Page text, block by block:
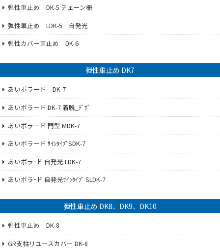
弾性車止め DK-5 チェーン柵
弾性車止め LDK-5 自発光
弾性カバー車止め DK-6
弾性車止め DK7
あいボラード DK-7
あいボラード DK-7 着脱_ﾃﾞｻﾞ
あいボラード 門型 MDK-7
あいボラード ｻｲﾝﾀｲﾌﾟSDK-7
あいボラｰド 自発光 LDK-7
あいボラｰド 自発光ｻｲﾝﾀｲﾌﾟ SLDK-7
弾性車止め DK8、DK9、DK10
弾性車止め DK-8
GR支柱リユースカバー DK-8